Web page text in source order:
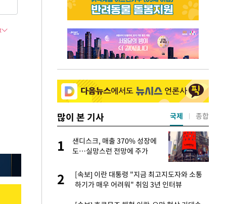
많이 본 기사
글한 인상이
1
샌디스크, 매출 370% 성장에
도…실망스런 전망에 주가
2
[속보] 이란 대통령 "지금 최고지도자와 소통
하기가 매우 어려워" 취임 3년 인터뷰
국제 종합